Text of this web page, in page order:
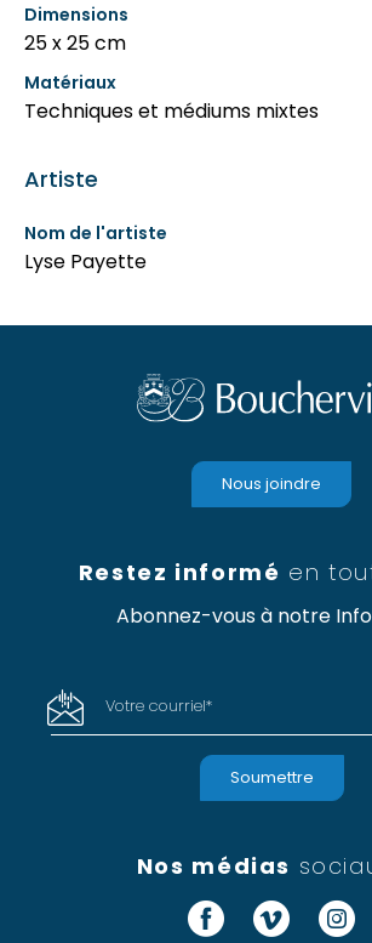
Dimensions
25 x 25 cm
Matériaux
Techniques et médiums mixtes
Artiste
Nom de l'artiste
Lyse Payette
Restez informé en
Abonnez-vous à notre
Votre courriel*
Nous joindre
Nos médias
Facebook
Vimeo